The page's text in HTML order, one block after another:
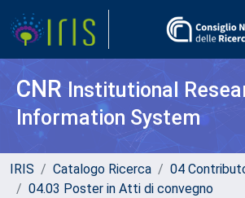
CNR Institutional
Information System
IRIS Catalogo Ricerca
04
04.03 Poster in Atti di convegno